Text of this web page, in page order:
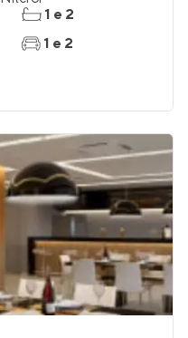
1 e 2
1 e 2